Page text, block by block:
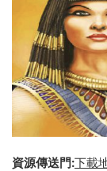
資源傳送門:下載